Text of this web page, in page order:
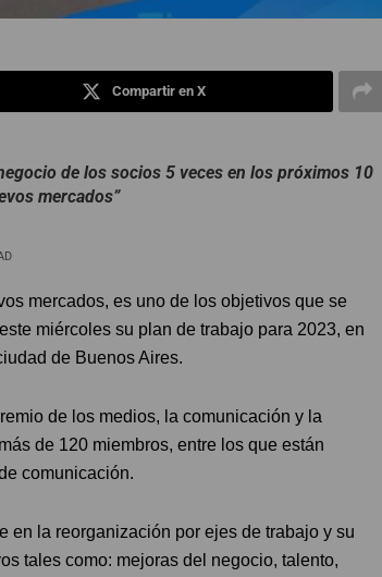
Compartir en X
de los socios 5 veces en los próximos 10
mercados”
mercados, es uno de los objetivos que se
miércoles su plan de trabajo para 2023, en
de Buenos Aires.
de los medios, la comunicación y la
de 120 miembros, entre los que están
comunicación.
en la reorganización por ejes de trabajo y su
tales como: mejoras del negocio, talento,